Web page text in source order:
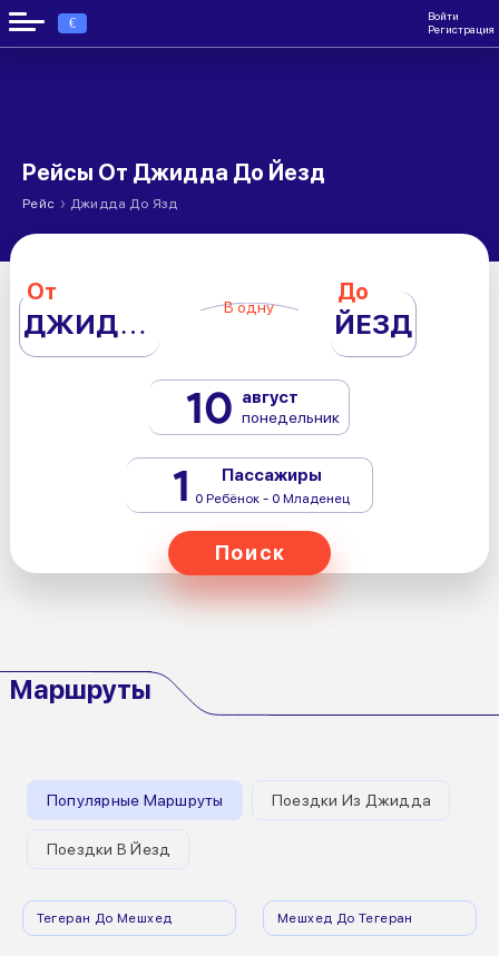
€
Войти
Регистрация
Рейсы От Джидда До Йезд
Рейс › Джидда До Язд
От
ДЖИДДА В одну
До
ЙЕЗД
10 август
понедельник
1 Пассажиры
0 Ребёнок - 0 Младенец
Поиск
Маршруты
Популярные Маршруты Поездки Из Джидда
Поездки В Йезд
Тегеран До Мешхед Мешхед До Тегеран